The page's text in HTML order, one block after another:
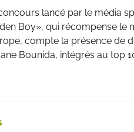
lancé par le média
Boy», qui récompense le
compte la présence de
Bounida, intégrés au top